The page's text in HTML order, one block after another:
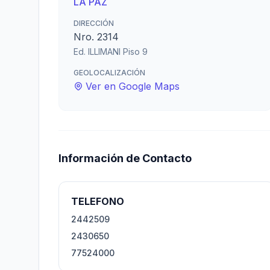
DIRECCIÓN
Nro. 2314
Ed. ILLIMANI Piso 9
GEOLOCALIZACIÓN
Ver en Google Maps
Información de Contacto
TELEFONO
2442509
2430650
77524000